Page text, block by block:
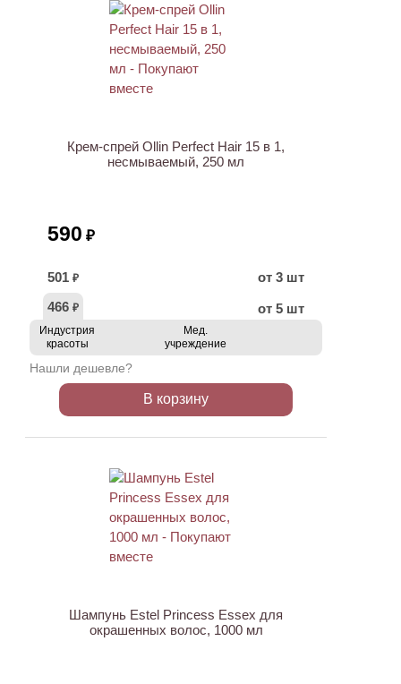
Крем-спрей Ollin Perfect Hair 15 в 1,
несмываемый, 250 мл
590 ₽
501 ₽
от 3 шт
466 ₽ от 5 шт
Индустрия
красоты
Мед.
учреждение
Нашли дешевле?
В корзину
Шампунь Estel Princess Essex для
окрашенных волос, 1000 мл